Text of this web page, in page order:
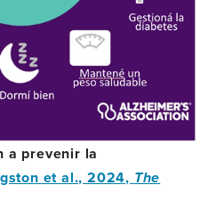
a prevenir la
et al., 2024, The